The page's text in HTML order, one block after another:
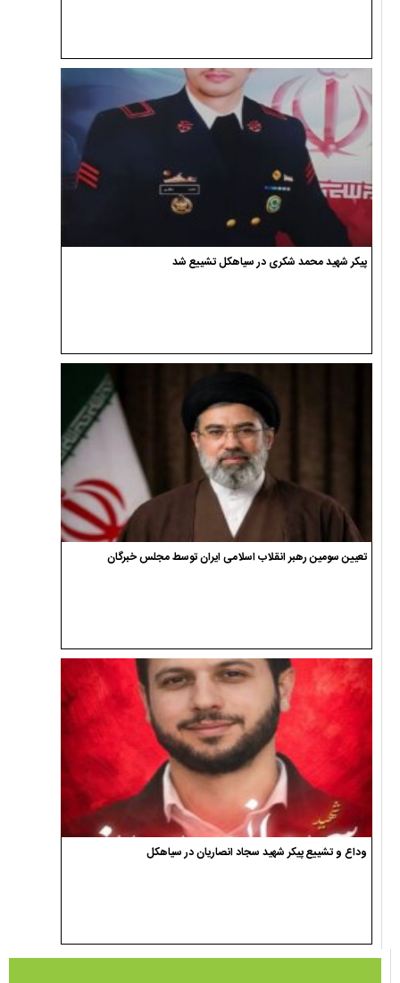
پیکر شهید محمد شکری در سیاهکل تشییع شد
تعیین سومین رهبر انقلاب اسلامی ایران توسط مجلس خبرگان
وداع و تشییع پیکر شهید سجاد انصاریان در سیاهکل